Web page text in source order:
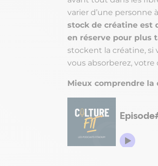
varier d’une personne
stock de créatine est
en réserve pour plus
stockent la créatine, si
vous absorberez, votre
Mieux comprendre la